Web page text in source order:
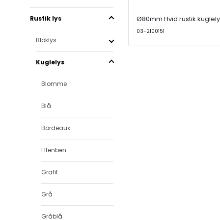
Rustik lys
Bloklys
Kuglelys
Blomme
Blå
Bordeaux
Elfenben
Grafit
Grå
Gråblå
Ø80mm Hvid rustik
03-2100151